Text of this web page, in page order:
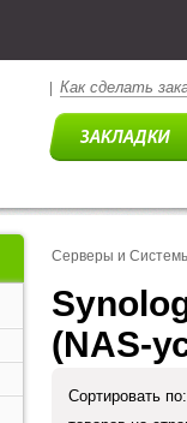
Как сделать
Серверы и
(NAS-
Сортировать